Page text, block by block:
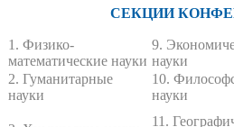
СЕКЦИИ
1. Физико-
математические науки
9.
науки
2. Гуманитарные
науки
10.
науки
11.